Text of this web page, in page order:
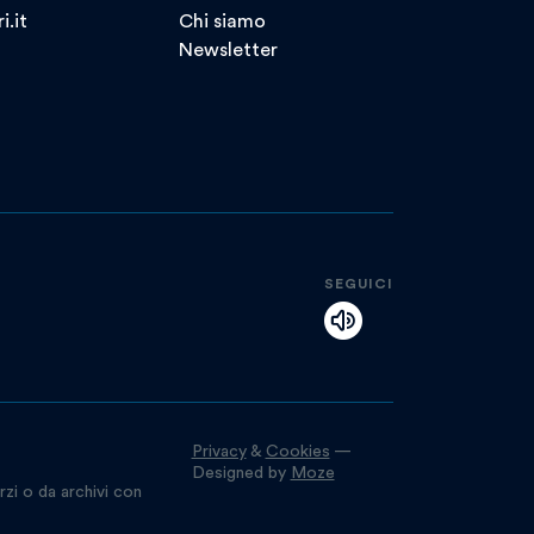
Chi siamo
Newsletter
SEGUICI
o da archivi con
Privacy& Cookies —
Designed by Moze